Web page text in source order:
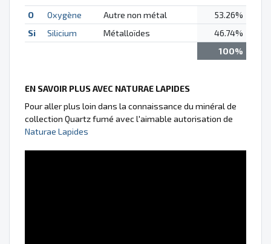
O Oxygène Autre non métal
53.26%
Si
Silicium Métalloïdes
46.74%
100%
EN SAVOIR PLUS AVEC NATURAE LAPIDES
Pour aller plus loin dans la connaissance du minéral de
collection Quartz fumé avec l'aimable autorisation de
Naturae Lapides